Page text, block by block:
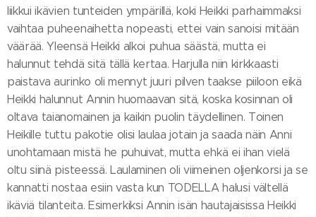
liikkui ikävien tunteiden ympärillä, koki Heikki parhaimmaksi
vaihtaa puheenaihetta nopeasti, ettei vain sanoisi mitään
väärää. Yleensä Heikki alkoi puhua säästä, mutta ei
halunnut tehdä sitä tällä kertaa. Harjulla niin kirkkaasti
paistava aurinko oli mennyt juuri pilven taakse piiloon eikä
Heikki halunnut Annin huomaavan sitä, koska kosinnan oli
oltava taianomainen ja kaikin puolin täydellinen. Toinen
Heikille tuttu pakotie olisi laulaa jotain ja saada näin Anni
unohtamaan mistä he puhuivat, mutta ehkä ei ihan vielä
oltu siinä pisteessä. Laulaminen oli viimeinen oljenkorsi ja se
kannatti nostaa esiin vasta kun TODELLA halusi vältellä
ikäviä tilanteita. Esimerkiksi Annin isän hautajaisissa Heikki